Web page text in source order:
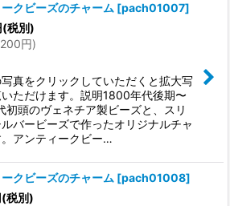
クビーズのチャーム [pach01007]
(税別)
円)
真をクリックしていただくと拡大写
ただけます。説明1800年代後期〜
初頭のヴェネチア製ビーズと、スリ
バービーズで作ったオリジナルチャ
アンティークビー…
クビーズのチャーム [pach01008]
(税別)